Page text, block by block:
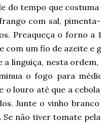
do tempo que
com sal,
Preaqueça o forno a
um fio de azeite e
linguiça, nesta
o fogo para
o louro até que a
Junte o vinho
não tiver tomate